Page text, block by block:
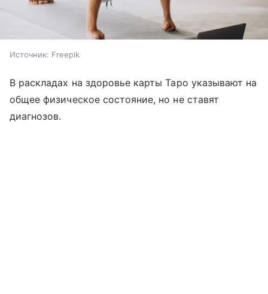
Источник: Freepik
В раскладах на здоровье карты Таро указывают на
общее физическое состояние, но не ставят
диагнозов.